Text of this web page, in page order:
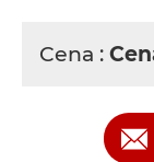
Cena :